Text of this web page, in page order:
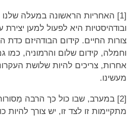
[1] האחריות הראשונה במעלה שלנו
ובודהיסטיות היא לפעול למען יצירת
צורות החיים. קידום הבודהיזם כדת
וחמלה, קידום שלום והרמוניה, כמו
אחרות, צריכים להיות שלושת
מעשינו.
[2] במערב, שבו כול כך הרבה
מתקיימות זו לצד זו, יש צורך